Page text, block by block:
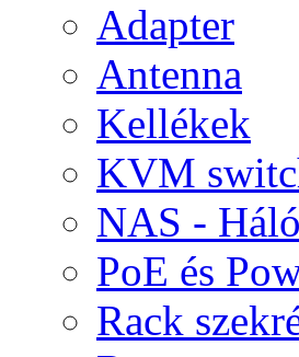
Adapter
Antenna
Kellékek
KVM
NAS -
PoE és
Rack